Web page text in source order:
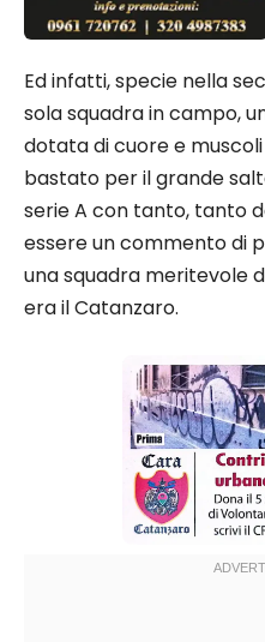
Ed infatti, specie nella
sola squadra in campo,
dotata di cuore e muscoli
bastato per il grande
serie A con tanto, tanto
essere un commento di
una squadra meritevole
era il Catanzaro.